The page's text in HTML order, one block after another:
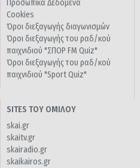
Προσωπικά Δεδομένα
Cookies
Όροι διεξαγωγής διαγωνισμών
Όροι διεξαγωγής του ραδ/κού
παιχνιδιού "ΣΠΟΡ FM Quiz"
Όροι διεξαγωγής του ραδ/κού
παιχνιδιού "Sport Quiz"
SITES ΤΟΥ ΟΜΙΛΟΥ
skai.gr
skaitv.gr
skairadio.gr
skaikairos.gr